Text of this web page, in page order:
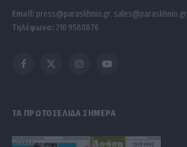
Email: press@paraskhnio.gr, sales@paraskhnio.gr
Τηλέφωνο: 210 9580876
Facebook
X
InstagramYouTube
ΤΑ ΠΡΩΤΟΣΕΛΙΔΑ ΣΗΜΕΡΑ